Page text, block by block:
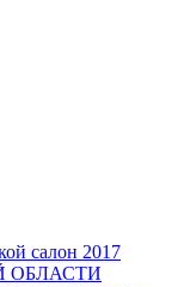
салон 2017
ОБЛАСТИ